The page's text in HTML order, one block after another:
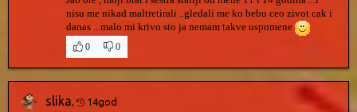
nisu me nikad maltretirali ..gledali me ko bebu ceo zivot cak i
danas ...malo mi krivo sto ja nemam takve uspomene
0
0
slika 14god